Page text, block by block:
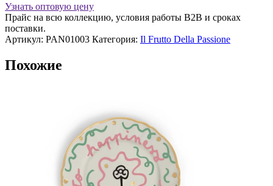
Узнать оптовую цену
Прайс на всю коллекцию, условия работы В2В и сроках
поставки.
Артикул: PAN01003 Категория: Il Frutto Della Passione
Похожие